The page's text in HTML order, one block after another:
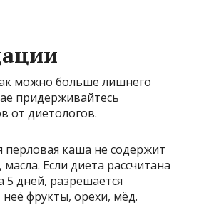
можно больше лишнего
придерживайтесь
от диетологов.
перловая каша не содержит
масла. Если диета рассчитана
5 дней, разрешается
фрукты, орехи, мёд.